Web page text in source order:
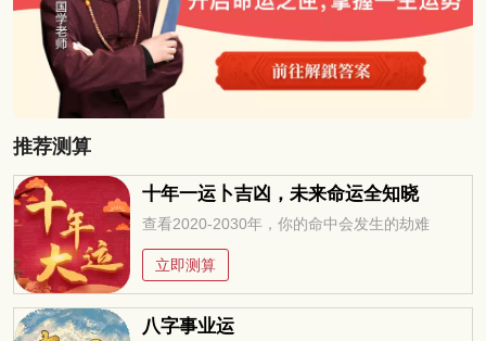
推荐测算
十年一运卜吉凶，未来命运全知晓
查看2020-2030年，你的命中会发生的劫难
立即测算
八字事业运